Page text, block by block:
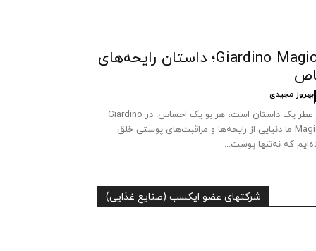
Giardino Magico؛ داستان رایحه‌های
بهروز مجیدی
هر عطر یک داستان است، هر بو یک احساس. در Giardino
Magico ما دنیایی از رایحه‌ها و مراقبت‌های پوستی خلق
که نه‌تنها پوست...
شرکتهای عضو ایکسب (صنایع غذایی)